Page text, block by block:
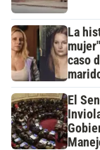
La
caso
El